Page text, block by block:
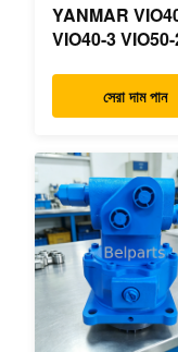
YANMAR
VIO40-3
VIO55-3 প্রধান
হাইড্রোলিক পাম্প
16023 B0600-
মিনি এক্সকাভেটর
সেরা দাম পান